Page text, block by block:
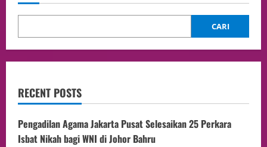
CARI
RECENT POSTS
Pengadilan Agama Jakarta Pusat Selesaikan 25 Perkara
Isbat Nikah bagi WNI di Johor Bahru